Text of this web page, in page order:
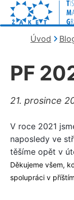
Kde se
Úvod
PF
21. prosince
V roce 2021
naposledy ve
těšíme opět v
Děkujeme všem,
spolupráci v